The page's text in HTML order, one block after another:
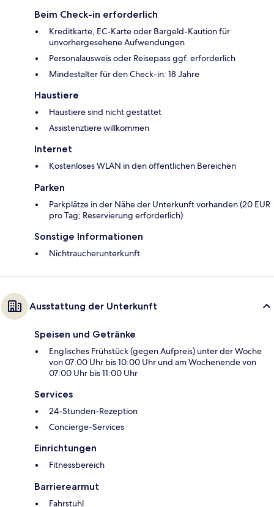
Beim Check-in erforderlich
Kreditkarte, EC-Karte oder Bargeld-Kaution für
unvorhergesehene Aufwendungen
Personalausweis oder Reisepass ggf. erforderlich
Mindestalter für den Check-in: 18 Jahre
Haustiere
Haustiere sind nicht gestattet
Assistenztiere willkommen
Internet
Kostenloses WLAN in den öffentlichen Bereichen
Parken
Parkplätze in der Nähe der Unterkunft vorhanden (20 EUR
pro Tag; Reservierung erforderlich)
Sonstige Informationen
Nichtraucherunterkunft
Ausstattung der Unterkunft
Speisen und Getränke
Englisches Frühstück (gegen Aufpreis) unter der Woche
von 07:00 Uhr bis 10:00 Uhr und am Wochenende von
07:00 Uhr bis 11:00 Uhr
Services
24-Stunden-Rezeption
Concierge-Services
Einrichtungen
Fitnessbereich
Barrierearmut
Fahrstuhl